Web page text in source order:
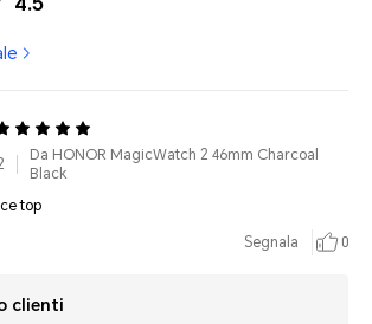
Da HONOR MagicWatch 2 46mm Charcoal
Black
top
Segnala 0
clienti